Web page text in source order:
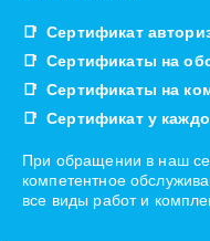
Сертификат
Сертификаты на
Сертификаты на
Сертификат у
При обращении в наш
компетентное
все виды работ и